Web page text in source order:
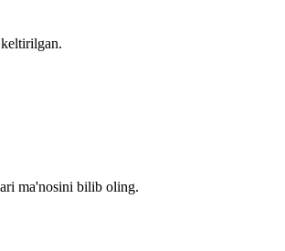
ma'nosini bilib oling.